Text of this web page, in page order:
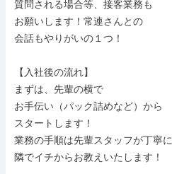
質問される場合等、接客業務も
お願いします！常連さんとの
会話もやりがいの１つ！
【入社後の流れ】
まずは、先輩の横で
お手伝い（パック詰めなど）から
スタートします！
業務の手順は先輩スタッフが丁寧に
隣でイチからお教えいたします！